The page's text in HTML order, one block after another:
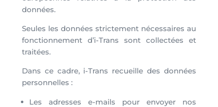
données.
Seules les données strictement nécessaires au
fonctionnement d’i-Trans sont collectées et
traitées.
Dans ce cadre, i-Trans recueille des données
personnelles :
Les adresses e-mails pour envoyer nos